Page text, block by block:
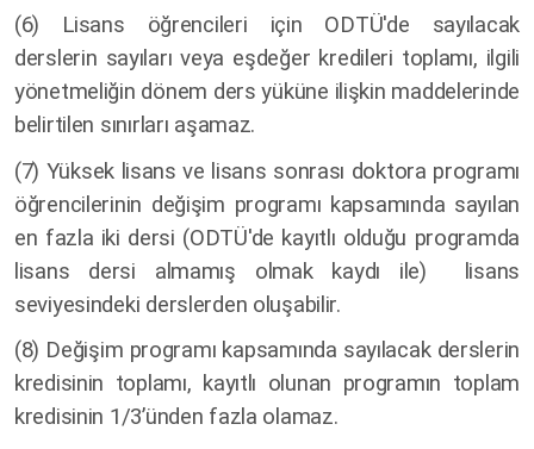
(6) Lisans öğrencileri için ODTÜ'de sayılacak
derslerin sayıları veya eşdeğer kredileri toplamı, ilgili
yönetmeliğin dönem ders yüküne ilişkin maddelerinde
belirtilen sınırları aşamaz.
(7) Yüksek lisans ve lisans sonrası doktora programı
öğrencilerinin değişim programı kapsamında sayılan
en fazla iki dersi (ODTÜ'de kayıtlı olduğu programda
lisans dersi almamış olmak kaydı ile) lisans
seviyesindeki derslerden oluşabilir.
(8) Değişim programı kapsamında sayılacak derslerin
kredisinin toplamı, kayıtlı olunan programın toplam
kredisinin 1/3’ünden fazla olamaz.